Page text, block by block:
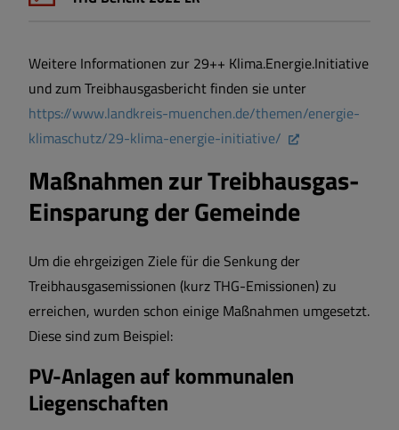
Weitere Informationen zur 29++ Klima.Energie.Initiative
und zum Treibhausgasbericht finden sie unter
https://www.landkreis-muenchen.de/themen/energie-
klimaschutz/29-klima-energie-initiative/
Maßnahmen zur Treibhausgas-
Einsparung der Gemeinde
Um die ehrgeizigen Ziele für die Senkung der
Treibhausgasemissionen (kurz THG-Emissionen) zu
erreichen, wurden schon einige Maßnahmen umgesetzt.
Diese sind zum Beispiel:
PV-Anlagen auf kommunalen
Liegenschaften